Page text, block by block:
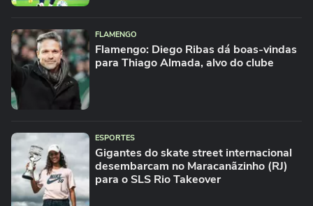
FLAMENGO
Flamengo: Diego Ribas dá boas-vindas
para Thiago Almada, alvo do clube
ESPORTES
Gigantes do skate street internacional
desembarcam no Maracanãzinho (RJ)
para o SLS Rio Takeover